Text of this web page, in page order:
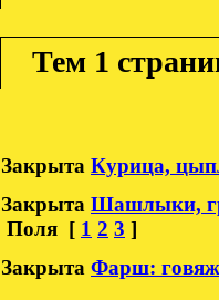
Тем 1
Закрыта Курица,
Закрыта Шашлыки,
Поля [ 1 2 3 ]
Закрыта Фарш: